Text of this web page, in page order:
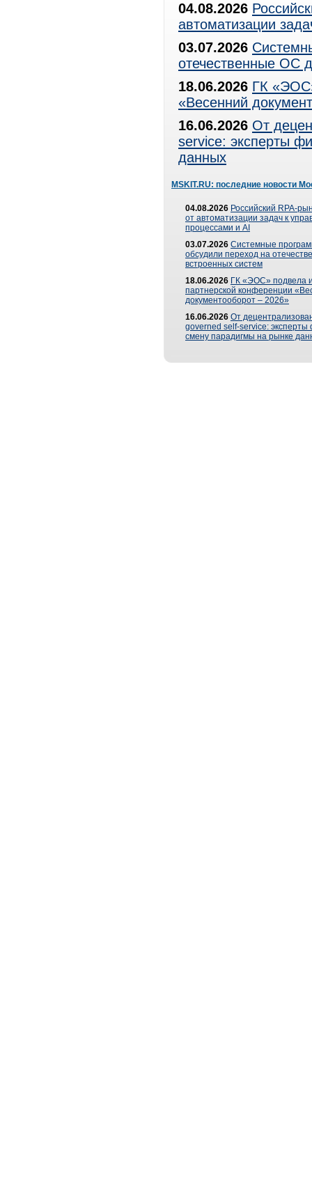
04.08.2026
автоматизации
03.07.2026
отечественные ОС
18.06.2026 ГК
«Весенний
16.06.2026 От
service: эксперты
данных
MSKIT.RU: последние новости
04.08.2026 Российский RPA-
от автоматизации задач к
процессами и AI
03.07.2026 Системные
обсудили переход на
встроенных систем
18.06.2026 ГК «ЭОС» подвела
партнерской конференции
документооборот – 2026»
16.06.2026 От
governed self-service: эксперты
смену парадигмы на рынке